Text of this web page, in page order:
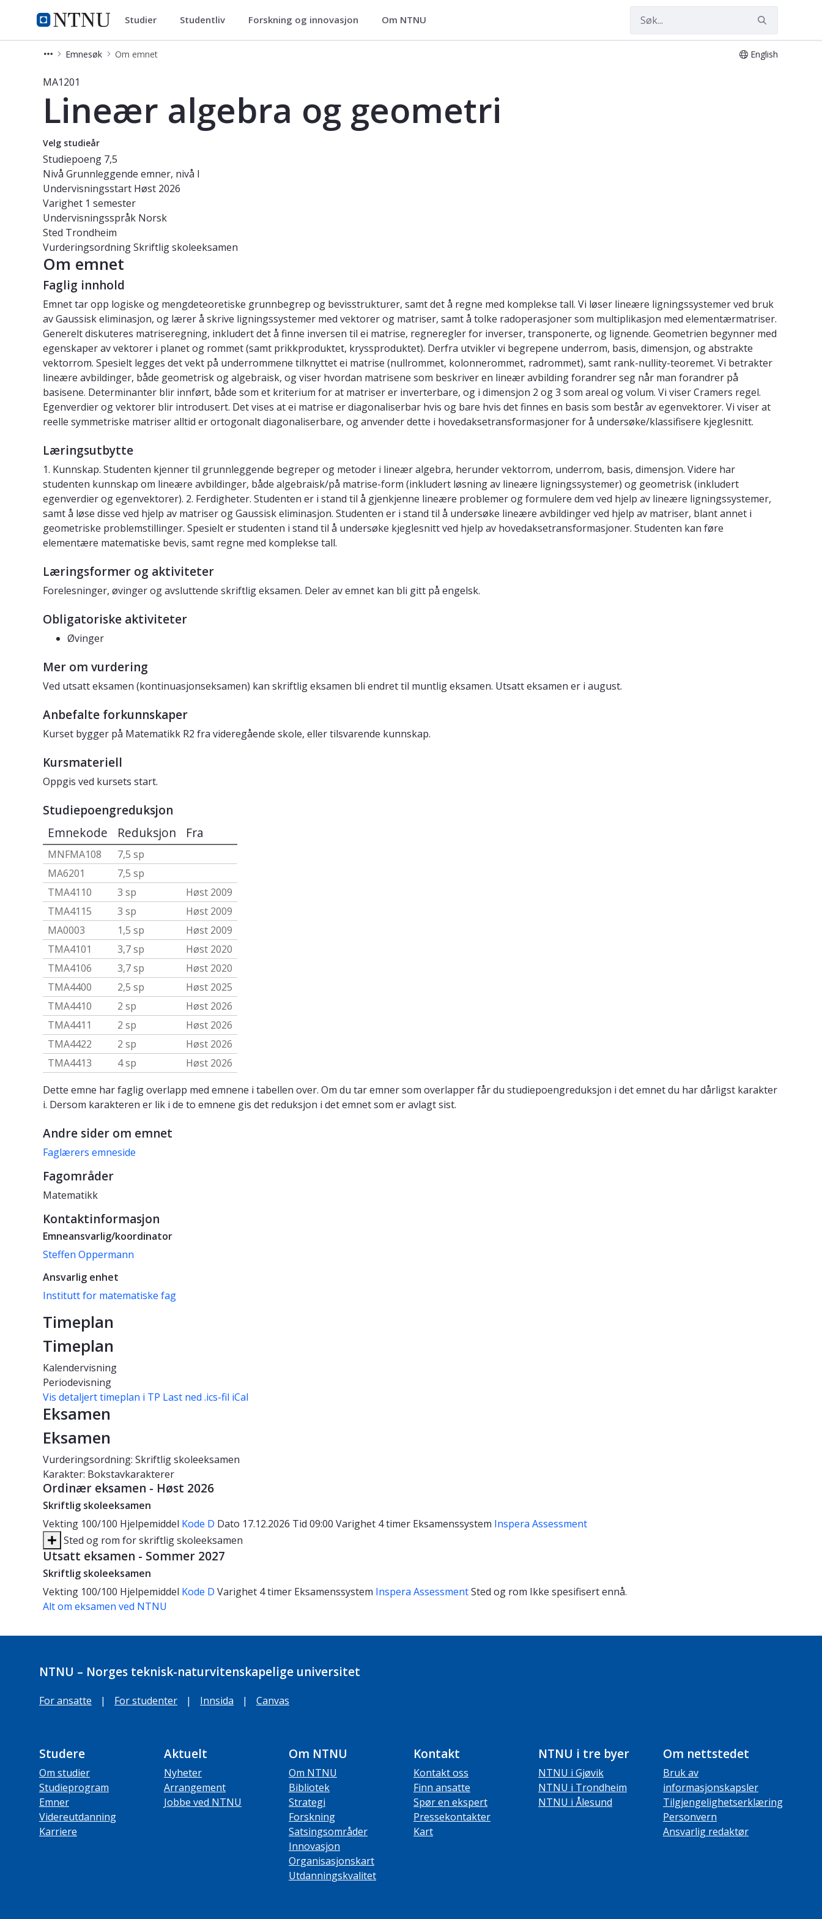
NTNU Hjemmeside
Studier Studier Studentliv Forskning og innovasjon Om NTNU
Emnesøk Om emnet English
Emne - Lineær algebra og geometri - MA1201
MA1201
Lineær algebra og geometri
Velg studieår
Studiepoeng 7,5
Nivå Grunnleggende emner, nivå I
Undervisningsstart Høst 2026
Varighet 1 semester
Undervisningsspråk Norsk
Sted Trondheim
VurderingsordningSkriftlig skoleeksamen
Om emnet
Faglig innhold
Emnet tar opp logiske og mengdeteoretiske grunnbegrep og bevisstrukturer, samt det å regne med komplekse tall. Vi løser lineære ligningssystemer ved bruk
av Gaussisk eliminasjon, og lærer å skrive ligningssystemer med vektorer og matriser, samt å tolke radoperasjoner som multiplikasjon med elementærmatriser.
Generelt diskuteres matriseregning, inkludert det å finne inversen til ei matrise, regneregler for inverser, transponerte, og lignende. Geometrien begynner med
egenskaper av vektorer i planet og rommet (samt prikkproduktet, kryssproduktet). Derfra utvikler vi begrepene underrom, basis, dimensjon, og abstrakte
vektorrom. Spesielt legges det vekt på underrommene tilknyttet ei matrise (nullrommet, kolonnerommet, radrommet), samt rank-nullity-teoremet. Vi betrakter
lineære avbildinger, både geometrisk og algebraisk, og viser hvordan matrisene som beskriver en lineær avbilding forandrer seg når man forandrer på
basisene. Determinanter blir innført, både som et kriterium for at matriser er inverterbare, og i dimensjon 2 og 3 som areal og volum. Vi viser Cramers regel.
Egenverdier og vektorer blir introdusert. Det vises at ei matrise er diagonaliserbar hvis og bare hvis det finnes en basis som består av egenvektorer. Vi viser at
reelle symmetriske matriser alltid er ortogonalt diagonaliserbare, og anvender dette i hovedaksetransformasjoner for å undersøke/klassifisere kjeglesnitt.
Læringsutbytte
1. Kunnskap. Studenten kjenner til grunnleggende begreper og metoder i lineær algebra, herunder vektorrom, underrom, basis, dimensjon. Videre har
studenten kunnskap om lineære avbildinger, både algebraisk/på matrise-form (inkludert løsning av lineære ligningssystemer) og geometrisk (inkludert
egenverdier og egenvektorer). 2. Ferdigheter. Studenten er i stand til å gjenkjenne lineære problemer og formulere dem ved hjelp av lineære ligningssystemer,
samt å løse disse ved hjelp av matriser og Gaussisk eliminasjon. Studenten er i stand til å undersøke lineære avbildinger ved hjelp av matriser, blant annet i
geometriske problemstillinger. Spesielt er studenten i stand til å undersøke kjeglesnitt ved hjelp av hovedaksetransformasjoner. Studenten kan føre
elementære matematiske bevis, samt regne med komplekse tall.
Læringsformer og aktiviteter
Forelesninger, øvinger og avsluttende skriftlig eksamen. Deler av emnet kan bli gitt på engelsk.
Obligatoriske aktiviteter
Øvinger
Mer om vurdering
Ved utsatt eksamen (kontinuasjonseksamen) kan skriftlig eksamen bli endret til muntlig eksamen. Utsatt eksamen er i august.
Anbefalte forkunnskaper
Kurset bygger på Matematikk R2 fra videregående skole, eller tilsvarende kunnskap.
Kursmateriell
Oppgis ved kursets start.
Studiepoengreduksjon
Emnekode Reduksjon Fra
MNFMA108
7,5 sp
MA6201
7,5 sp
TMA4110
3 sp
Høst 2009
TMA4115
3 sp
Høst 2009
MA0003
1,5 sp
Høst 2009
TMA4101
3,7 sp
Høst 2020
TMA4106
3,7 sp
Høst 2020
TMA4400
2,5 sp
Høst 2025
TMA4410
2 sp
Høst 2026
TMA4411
2 sp
Høst 2026
TMA4422
2 sp
Høst 2026
TMA4413
4 sp
Høst 2026
Dette emne har faglig overlapp med emnene i tabellen over. Om du tar emner som overlapper får du studiepoengreduksjon i det emnet du har dårligst karakter
i. Dersom karakteren er lik i de to emnene gis det reduksjon i det emnet som er avlagt sist.
Andre sider om emnet
Faglærers emneside
Fagområder
Matematikk
Kontaktinformasjon
Emneansvarlig/koordinator
Steffen Oppermann
Ansvarlig enhet
Institutt for matematiske fag
Timeplan
Timeplan
Kalendervisning
Periodevisning
Vis detaljert timeplan i TP Last ned .ics-fil iCal
Eksamen
Eksamen
Vurderingsordning: Skriftlig skoleeksamen
Karakter: Bokstavkarakterer
Ordinær eksamen - Høst 2026
Skriftlig skoleeksamen
Vekting 100/100 Hjelpemiddel Kode D Dato 17.12.2026 Tid 09:00 Varighet 4 timer Eksamenssystem Inspera Assessment
Sted og rom for skriftlig skoleeksamen
Utsatt eksamen - Sommer 2027
Skriftlig skoleeksamen
Vekting 100/100 Hjelpemiddel Kode D Varighet 4 timer Eksamenssystem Inspera AssessmentSted og rom Ikke spesifisert ennå.
Alt om eksamen ved NTNU
NTNU – Norges teknisk-naturvitenskapelige universitet
For ansatte | For studenter | Innsida | Canvas
Studere
Om studier
Studieprogram
Emner
Videreutdanning
Karriere
Aktuelt
Nyheter
Arrangement
Jobbe ved NTNU
Om NTNU
Om NTNU
Bibliotek
Strategi
Forskning
Satsingsområder
Innovasjon
Organisasjonskart
Utdanningskvalitet
Kontakt
Kontakt oss
Finn ansatte
Spør en ekspert
Pressekontakter
Kart
NTNU i tre byer
NTNU i Gjøvik
NTNU i Trondheim
NTNU i Ålesund
Om nettstedet
Bruk av
informasjonskapsler
Tilgjengelighetserklæring
Personvern
Ansvarlig redaktør